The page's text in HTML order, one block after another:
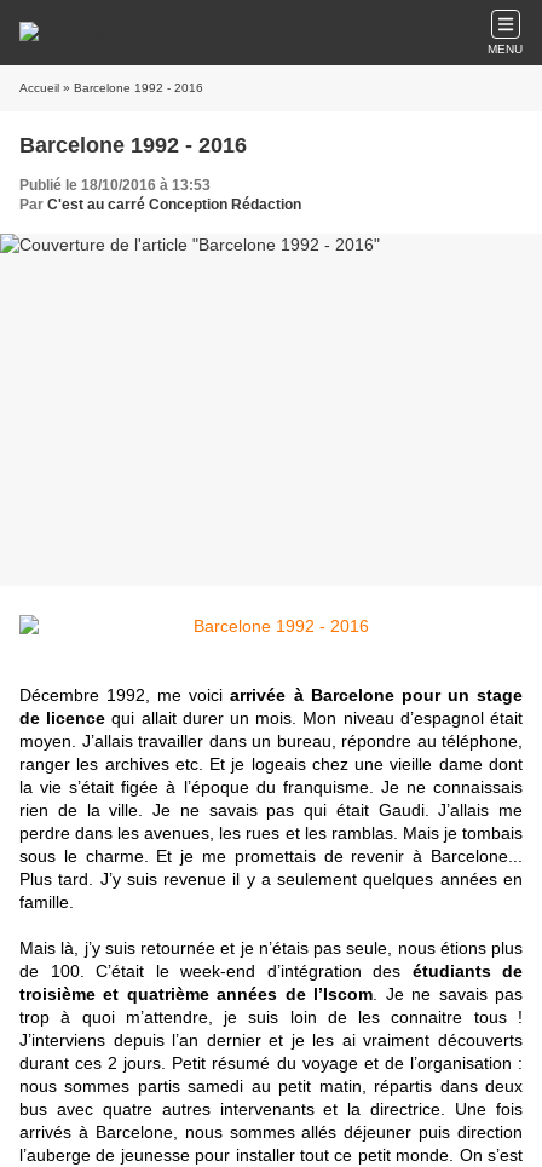
MENU
Accueil » Barcelone 1992 - 2016
Barcelone 1992 - 2016
Publié le 18/10/2016 à 13:53
Par C'est au carré Conception Rédaction
Décembre 1992, me voiciarrivée à Barcelone pour un stage
de licence qui allait durer un mois. Mon niveau d’espagnol était
moyen. J’allais travailler dans un bureau, répondre au téléphone,
ranger les archives etc. Et je logeais chez une vieille dame dont
la vie s’était figée à l’époque du franquisme. Je ne connaissais
rien de la ville. Je ne savais pas qui était Gaudi. J’allais me
perdre dans les avenues, les rues et les ramblas. Mais je tombais
sous le charme. Et je me promettais de revenir à Barcelone...
Plus tard. J’y suis revenue il y a seulement quelques années en
famille.
Mais là, j’y suis retournée et je n’étais pas seule, nous étions plus
de 100. C’était le week-end d’intégration des étudiants de
troisième et quatrième années del’Iscom . Je ne savais pas
trop à quoi m’attendre, je suis loin de les connaitre tous !
J’interviens depuis l’an dernier et je les ai vraiment découverts
durant ces 2 jours. Petit résumé du voyage et de l’organisation :
nous sommes partis samedi au petit matin, répartis dans deux
bus avec quatre autres intervenants et la directrice. Une fois
arrivés à Barcelone, nous sommes allés déjeuner puis direction
l’auberge de jeunesse pour installer tout ce petit monde. On s’est